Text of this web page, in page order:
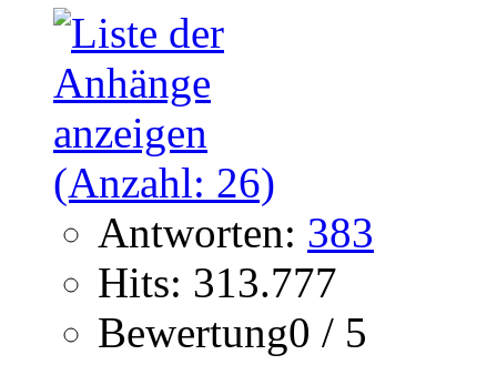
Antworten: 383
Hits: 313.777
Bewertung0 / 5